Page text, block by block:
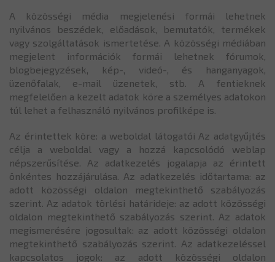
A közösségi média megjelenési formái lehetnek
nyilvános beszédek, előadások, bemutatók, termékek
vagy szolgáltatások ismertetése. A közösségi médiában
megjelent információk formái lehetnek fórumok,
blogbejegyzések, kép-, videó-, és hanganyagok,
üzenőfalak, e-mail üzenetek, stb. A fentieknek
megfelelően a kezelt adatok köre a személyes adatokon
túl lehet a felhasználó nyilvános profilképe is.
Az érintettek köre: a weboldal látogatói Az adatgyűjtés
célja a weboldal vagy a hozzá kapcsolódó weblap
népszerűsítése. Az adatkezelés jogalapja az érintett
önkéntes hozzájárulása. Az adatkezelés időtartama: az
adott közösségi oldalon megtekinthető szabályozás
szerint. Az adatok törlési határideje: az adott közösségi
oldalon megtekinthető szabályozás szerint. Az adatok
megismerésére jogosultak: az adott közösségi oldalon
megtekinthető szabályozás szerint. Az adatkezeléssel
kapcsolatos jogok: az adott közösségi oldalon